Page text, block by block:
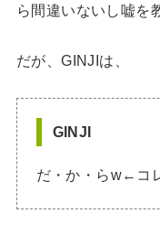
ら間違いないし嘘を
だが、GINJIは、
GINJI
だ・か・らw←コ